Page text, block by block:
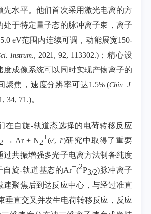
先水平。他们首次采用激光电离的方
处于特定量子态的脉冲离子束，离子
eV范围内连续可调，动能展宽150-
Instrum., 2021, 92, 113302.) ；精心设
度成像系统可以同时实现产物离子的
聚焦，速度分辨率可达1.5% (Chin. J.
34, 71.)。
在自旋-轨道态选择的电荷转移反应
2 → Ar + N2
+(v′, J′)研究中取得了重要
过共振增强多光子电离方法制备纯度
自旋-轨道基态的Ar+(2P3/2)脉冲离子
速聚焦后到达反应中心，与经过准直
垂直交叉并发生电荷转移反应，反应